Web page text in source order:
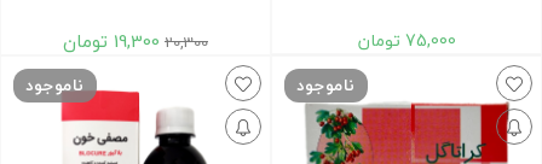
75,000 تومان 20,300
19,300 تومان
ناموجود ناموجود